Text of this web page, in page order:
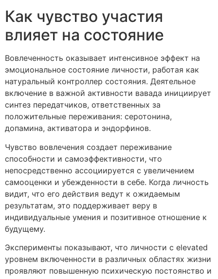
Как чувство участия
влияет на состояние
Вовлеченность оказывает интенсивное эффект на
эмоциональное состояние личности, работая как
натуральный контроллер состояния. Деятельное
включение в важной активности вавада инициирует
синтез передатчиков, ответственных за
положительные переживания: серотонина,
допамина, активатора и эндорфинов.
Чувство вовлечения создает переживание
способности и самоэффективности, что
непосредственно ассоциируется с увеличением
самооценки и убежденности в себе. Когда личность
видит, что его действия ведут к ожидаемым
результатам, это поддерживает веру в
индивидуальные умения и позитивное отношение к
будущему.
Эксперименты показывают, что личности с elevated
уровнем включенности в различных областях жизни
проявляют повышенную психическую постоянство и